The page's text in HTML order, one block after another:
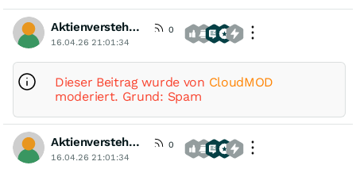
Aktienversteher2025
0
16.04.26 21:01:34
Dieser Beitrag wurde von CloudMOD
moderiert. Grund: Spam
Aktienversteher2025
0
16.04.26 21:01:34